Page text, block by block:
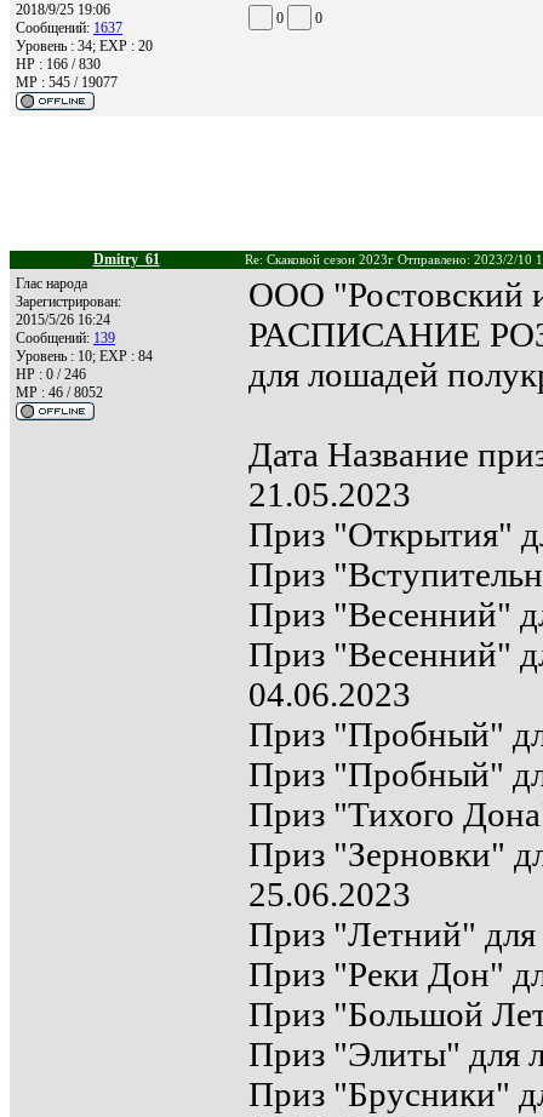
2018/9/25 19:06
Сообщений: 1637
Уровень : 34; EXP : 20
HP : 166 / 830
MP : 545 / 19077
0 0
Dmitry_61 Re: Скаковой сезон 2023г Отправлено: 2023/2/10
Глас народа
Зарегистрирован:
2015/5/26 16:24
Сообщений: 139
Уровень : 10; EXP : 84
HP : 0 / 246
MP : 46 / 8052
ООО "Ростовский
РАСПИСАНИЕ
для лошадей
Дата Название
21.05.2023
Приз "Открытия"
Приз
Приз "Весенний"
Приз "Весенний"
04.06.2023
Приз "Пробный"
Приз "Пробный"
Приз "Тихого
Приз "Зерновки"
25.06.2023
Приз "Летний" для
Приз "Реки Дон"
Приз "Большой
Приз "Элиты" для
Приз "Брусники"